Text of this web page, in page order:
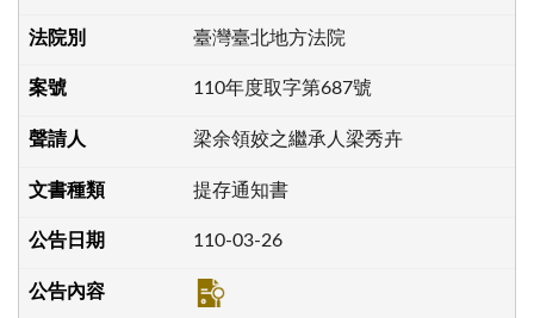
臺灣臺北地方法院
110年度取字第687號
梁余領姣之繼承人梁秀卉
提存通知書
110-03-26